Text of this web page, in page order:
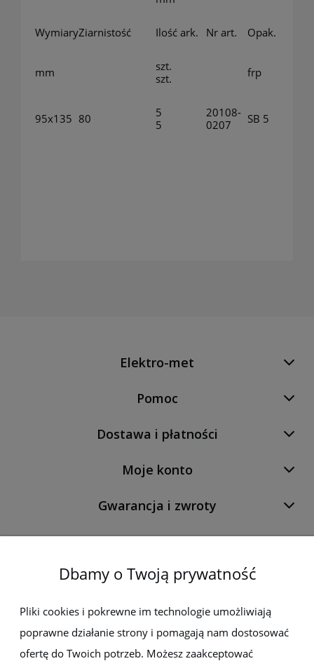
WymiaryZiarnistość Ilość ark. Nr art. Opak.
mm
szt.
szt.
frp
95x135 80
5
5
20108-
0207
SB 5
Elektro-met
Pomoc
Dostawa i płatności
Moje konto
Gwarancja i zwroty
O firmie
Newsletter
Zapisz się do newslettera, aby być na bieżąco z nowościami i
promocjami
Dbamy o Twoją prywatność
Pliki cookies i pokrewne im technologie umożliwiają
poprawne działanie strony i pomagają nam dostosować
ofertę do Twoich potrzeb. Możesz zaakceptować